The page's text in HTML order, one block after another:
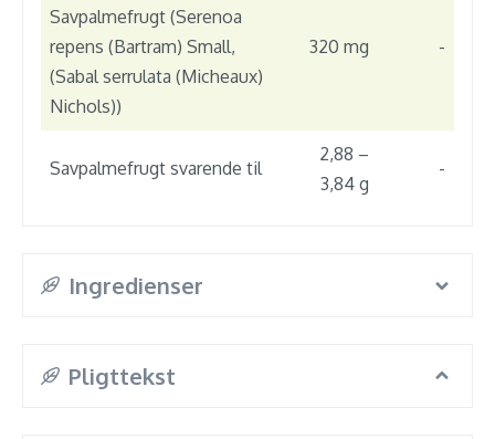
Savpalmefrugt (Serenoa
repens (Bartram) Small,
(Sabal serrulata (Micheaux)
Nichols))
320 mg -
Savpalmefrugt svarende til
2,88 –
3,84 g
-
Ingredienser
Pligttekst